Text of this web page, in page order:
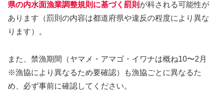
県の内水面漁業調整規則に基づく罰則 が科される可能性が
あります（罰則の内容は都道府県や違反の程度により異な
ります）。
また、禁漁期間（ヤマメ・アマゴ・イワナは概ね10〜2月
※漁協により異なるため要確認）も漁協ごとに異なるた
め、必ず事前に確認してください。